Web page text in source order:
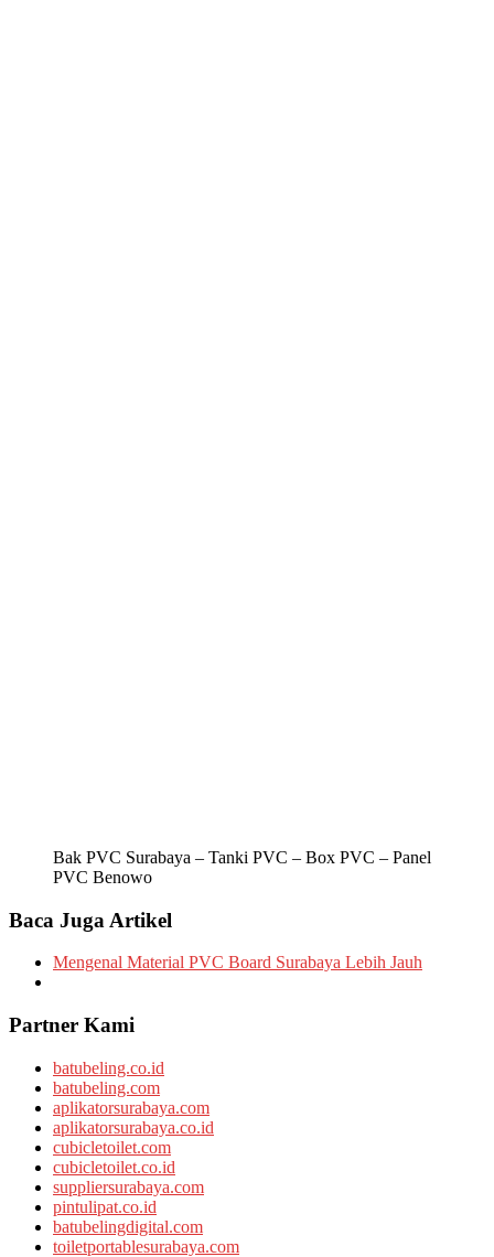
Bak PVC Surabaya – Tanki PVC – Box PVC – Panel
PVC Benowo
Baca Juga Artikel
Mengenal Material PVC Board Surabaya Lebih Jauh
Partner Kami
batubeling.co.id
batubeling.com
aplikatorsurabaya.com
aplikatorsurabaya.co.id
cubicletoilet.com
cubicletoilet.co.id
suppliersurabaya.com
pintulipat.co.id
batubelingdigital.com
toiletportablesurabaya.com